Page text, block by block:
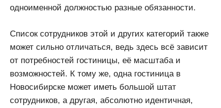
одноименной должностью разные обязанности.
Список сотрудников этой и других категорий также
может сильно отличаться, ведь здесь всё зависит
от потребностей гостиницы, её масштаба и
возможностей. К тому же, одна гостиница в
Новосибирске может иметь большой штат
сотрудников, а другая, абсолютно идентичная,